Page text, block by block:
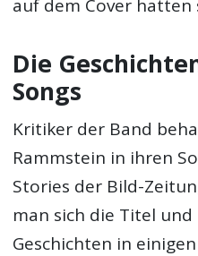
auf dem Cover hatten
Die
Songs
Kritiker der Band
Rammstein in ihren
Stories der Bild-
man sich die Titel
Geschichten in